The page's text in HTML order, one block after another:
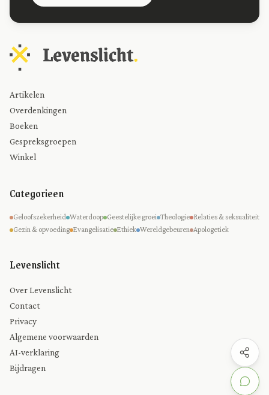
Artikelen
Overdenkingen
Boeken
Gespreksgroepen
Winkel
Categorieen
Geloofszekerheid Waterdoop Geestelijke groei Theologie Relaties & seksualiteit
Gezin & opvoeding Evangelisatie Ethiek Wereldgebeuren Apologetiek
Levenslicht
Over Levenslicht
Contact
Privacy
Algemene voorwaarden
AI-verklaring
Bijdragen